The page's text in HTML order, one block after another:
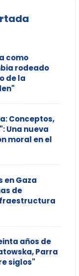
como
rodeado
de la
Conceptos,
Una nueva
moral en el
en Gaza
de
años de
Parra
siglos"